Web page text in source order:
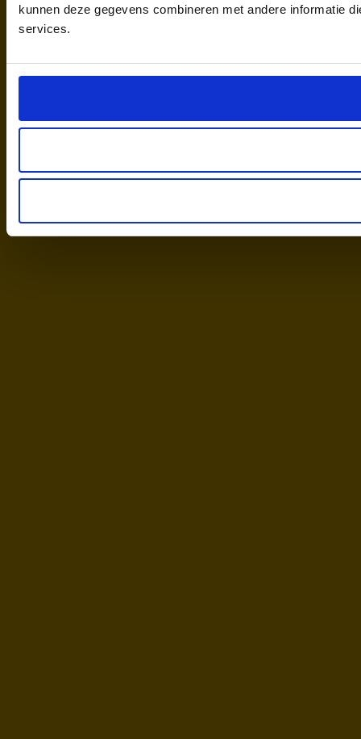
kunnen deze gegevens combineren met andere informatie
services.